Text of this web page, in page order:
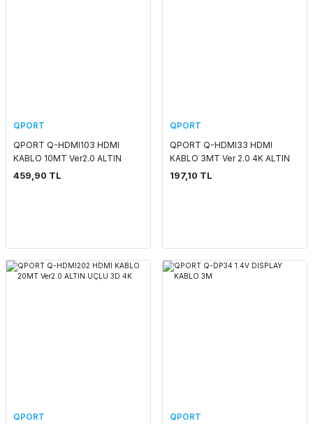
QPORT
QPORT Q-HDMI103 HDMI
KABLO 10MT Ver2.0 ALTIN
UÇLU 3D 4K
459,90 TL
QPORT
QPORT Q-HDMI33 HDMI
KABLO 3MT Ver 2.0 4K ALTIN
UÇLU
197,10 TL
QPORT
QPORT